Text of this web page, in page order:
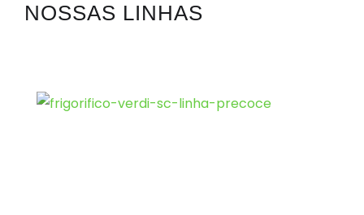
NOSSAS LINHAS